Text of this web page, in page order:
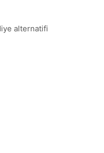
alternatifi